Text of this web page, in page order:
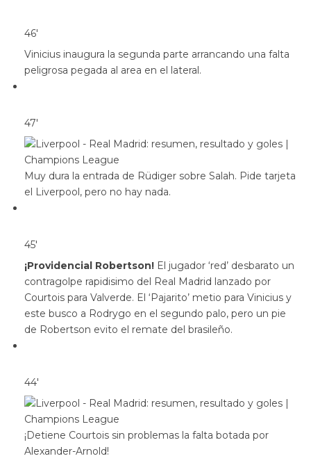
46′
Vinicius inaugura la segunda parte arrancando una falta
peligrosa pegada al area en el lateral.
47′
Muy dura la entrada de Rüdiger sobre Salah. Pide tarjeta
el Liverpool, pero no hay nada.
45′
¡Providencial Robertson! El jugador ‘red’ desbarato un
contragolpe rapidisimo del Real Madrid lanzado por
Courtois para Valverde. El ‘Pajarito’ metio para Vinicius y
este busco a Rodrygo en el segundo palo, pero un pie
de Robertson evito el remate del brasileño.
44′
¡Detiene Courtois sin problemas la falta botada por
Alexander-Arnold!